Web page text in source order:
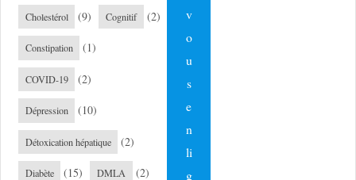
Cholestérol (9) Cognitif (2)
Constipation (1)
COVID-19 (2)
Dépression (10)
Détoxication hépatique (2)
Diabète (15) DMLA (2)
v
o
u
s
e
n
li
g